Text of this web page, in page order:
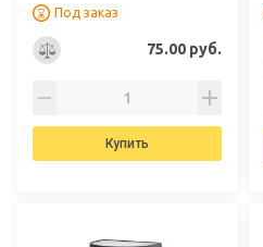
Под заказ
75.00 руб.
Купить